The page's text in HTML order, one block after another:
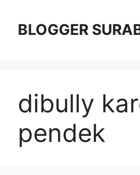
contentBLOGGER
dibully
pendek